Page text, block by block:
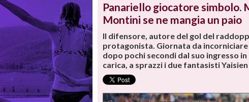
Panariello giocatore simbolo.
Montini se ne mangia un paio
Il difensore, autore del gol del
protagonista. Giornata da
dopo pochi secondi dal suo ingresso
carica, a sprazzi i due fantasisti